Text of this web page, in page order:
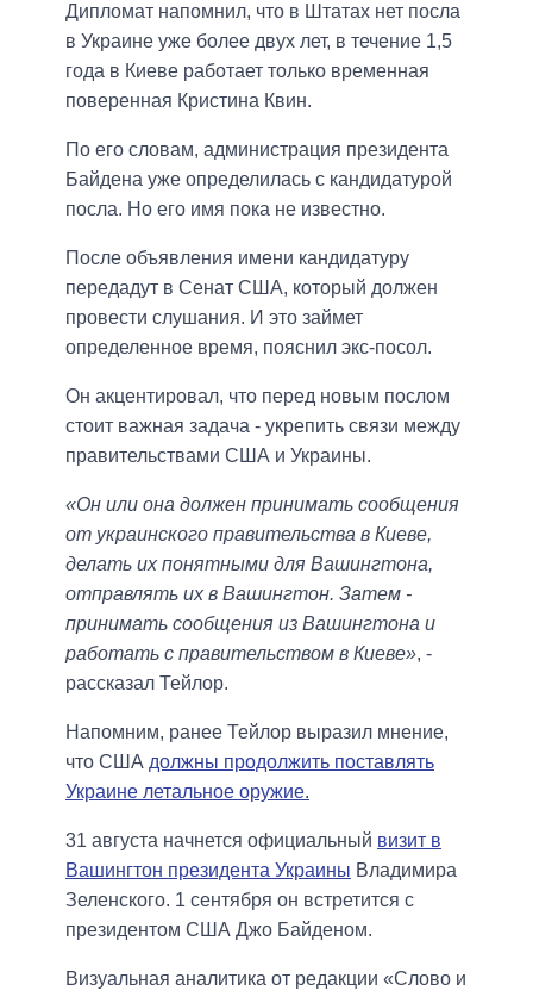
Дипломат напомнил, что в Штатах нет посла
в Украине уже более двух лет, в течение 1,5
года в Киеве работает только временная
поверенная Кристина Квин.
По его словам, администрация президента
Байдена уже определилась с кандидатурой
посла. Но его имя пока не известно.
После объявления имени кандидатуру
передадут в Сенат США, который должен
провести слушания. И это займет
определенное время, пояснил экс-посол.
Он акцентировал, что перед новым послом
стоит важная задача - укрепить связи между
правительствами США и Украины.
«Он или она должен принимать сообщения
от украинского правительства в Киеве,
делать их понятными для Вашингтона,
отправлять их в Вашингтон. Затем -
принимать сообщения из Вашингтона и
работать с правительством в Киеве», -
рассказал Тейлор.
Напомним, ранее Тейлор выразил мнение,
что США должны продолжить поставлять
Украине летальное оружие.
31 августа начнется официальный визит в
Вашингтон президента Украины Владимира
Зеленского. 1 сентября он встретится с
президентом США Джо Байденом.
Визуальная аналитика от редакции «Слово и